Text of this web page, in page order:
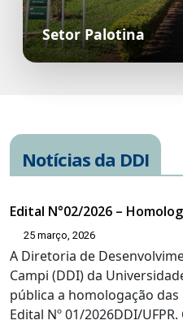
Setor Palotina
Notícias da DDI
Edital N°02/2026 –
25 março, 2026
A Diretoria de
Campi (DDI) da
pública a homologação
Edital Nº 01/2026DDI/